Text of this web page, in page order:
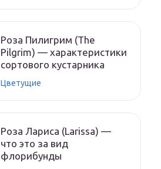
Роза Пилигрим (The
Pilgrim) — характеристики
сортового кустарника
Цветущие
Роза Лариса (Larissa) —
что это за вид
флорибунды